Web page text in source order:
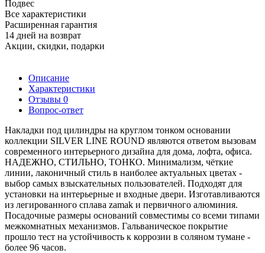
Подвес
Все характеристики
Расширенная гарантия
14 дней на возврат
Акции, скидки, подарки
Описание
Характеристики
Отзывы 0
Вопрос-ответ
Накладки под цилиндры на круглом тонком основании
коллекции SILVER LINE ROUND являются ответом вызовам
современного интерьерного дизайна для дома, лофта, офиса.
НАДЕЖНО, СТИЛЬНО, ТОНКО. Минимализм, чёткие
линии, лаконичный стиль в наиболее актуальных цветах -
выбор самых взыскательных пользователей. Подходят для
установки на интерьерные и входные двери. Изготавливаются
из легированного сплава zamak и первичного алюминия.
Посадочные размеры оснований совместимы со всеми типами
межкомнатных механизмов. Гальваническое покрытие
прошло тест на устойчивость к коррозии в соляном тумане -
более 96 часов.